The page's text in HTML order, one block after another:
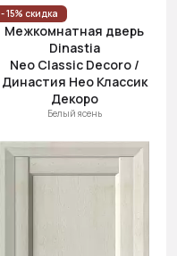
- 15% скидка
Межкомнатная дверь
Dinastia
Neo Classic Decoro /
Династия Нео Классик
Декоро
Белый ясень